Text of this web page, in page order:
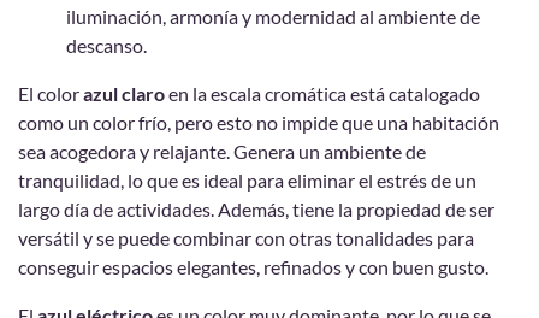
iluminación, armonía y modernidad al ambiente de
descanso.
El colorazul claroen la escala cromática está catalogado
como un color frío, pero esto no impide que una habitación
sea acogedora y relajante. Genera un ambiente de
tranquilidad, lo que es ideal para eliminar el estrés de un
largo día de actividades. Además, tiene la propiedad de ser
versátil y se puede combinar con otras tonalidades para
conseguir espacios elegantes, refinados y con buen gusto.